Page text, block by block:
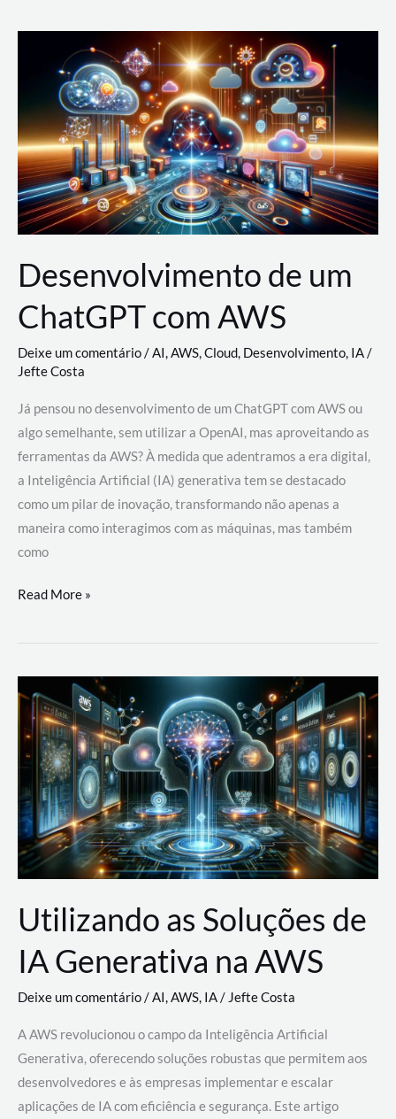
Nuvem:
Google
Cloud,
AWS
e
Azure
Desenvolvimento de um
ChatGPT com AWS
Deixe um comentário/AI,AWS,Cloud, Desenvolvimento, IA/
Jefte Costa
Já pensou no desenvolvimento de um ChatGPT com AWS ou
algo semelhante, sem utilizar a OpenAI, mas aproveitando as
ferramentas da AWS? À medida que adentramos a era digital,
a Inteligência Artificial (IA) generativa tem se destacado
como um pilar de inovação, transformando não apenas a
maneira como interagimos com as máquinas, mas também
como
Desenvolvimento
um
com
AWS
Read More »
Utilizando as Soluções de
IA Generativa na AWS
Deixe um comentário/AI,AWS, IA/Jefte Costa
A AWS revolucionou o campo da Inteligência Artificial
Generativa, oferecendo soluções robustas que permitem aos
desenvolvedores e às empresas implementar e escalar
aplicações de IA com eficiência e segurança. Este artigo